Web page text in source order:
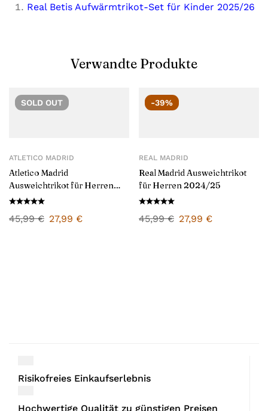
Real Betis Aufwärmtrikot-Set für Kinder 2025/26
Verwandte Produkte
SOLD OUT
ATLETICO MADRID
Atletico Madrid
Ausweichtrikot für Herren
2024/25
45,99€ 27,99 €
-39%
REAL MADRID
Real Madrid Ausweichtrikot
für Herren 2024/25
45,99€ 27,99 €
Risikofreies Einkaufserlebnis
Hochwertige Qualität zu günstigen Preisen